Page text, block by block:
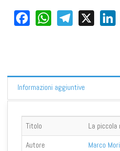
Facebook
WhatsApp
X
Informazioni aggiuntive
Titolo
La
Autore
Marco Mori